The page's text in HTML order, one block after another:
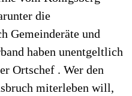
die
Gemeinderäte und
haben unentgeltlich
Ortschef . Wer den
miterleben will,